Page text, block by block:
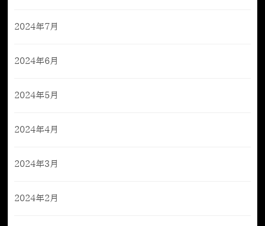
2024年7月
2024年6月
2024年5月
2024年4月
2024年3月
2024年2月